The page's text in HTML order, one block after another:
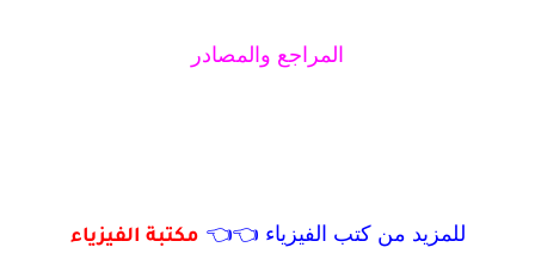
المراجع والمصادر
للمزيد من كتب الفيزياء 👈👈 مكتبة الفيزياء